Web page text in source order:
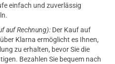
einfach und zuverlässig
auf Rechnung): Der Kauf auf
Klarna ermöglicht es Ihnen,
zu erhalten, bevor Sie die
Bezahlen Sie bequem nach